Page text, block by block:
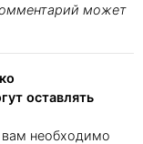
может
оставлять
необходимо